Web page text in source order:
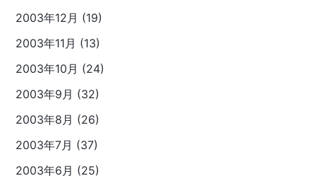
2003年12月 (19)
2003年11月 (13)
2003年10月 (24)
2003年9月 (32)
2003年8月 (26)
2003年7月 (37)
2003年6月 (25)